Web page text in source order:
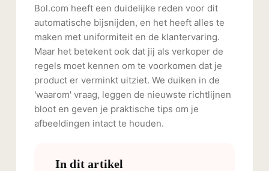
Bol.com heeft een duidelijke reden voor dit
automatische bijsnijden, en het heeft alles te
maken met uniformiteit en de klantervaring.
Maar het betekent ook dat jij als verkoper de
regels moet kennen om te voorkomen dat je
product er verminkt uitziet. We duiken in de
'waarom' vraag, leggen de nieuwste richtlijnen
bloot en geven je praktische tips om je
afbeeldingen intact te houden.
In dit artikel